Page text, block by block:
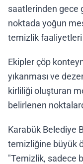
saatlerinden gece
noktada yoğun
temizlik
Ekipler çöp
yıkanması ve
kirliliği oluşturan
belirlenen
Karabük Belediye
temizliğine büyük
"Temizlik, sadece